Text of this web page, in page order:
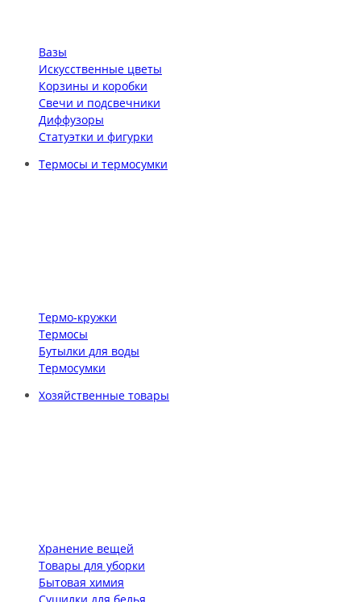
Вазы
Искусственные цветы
Корзины и коробки
Свечи и подсвечники
Диффузоры
Статуэтки и фигурки
Термосы и термосумки
Термо-кружки
Термосы
Бутылки для воды
Термосумки
Хозяйственные товары
Хранение вещей
Товары для уборки
Бытовая химия